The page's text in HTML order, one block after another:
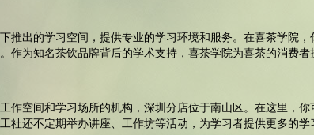
推出的学习空间，提供专业的学习环境和服务。在喜茶学院
作为知名茶饮品牌背后的学术支持，喜茶学院为喜茶的消费者
作空间和学习场所的机构，深圳分店位于南山区。在这里，
社还不定期举办讲座、工作坊等活动，为学习者提供更多的学